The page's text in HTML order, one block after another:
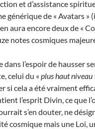
et d’assistance
générique de « Avatars »
aura encore deux de «
notes cosmiques
dans l’espoir de hausser
celui du « plus haut niveau
si cela a été vraiment
l’esprit Divin, ce que
s’en douter, ne
cosmique mais une Loi,